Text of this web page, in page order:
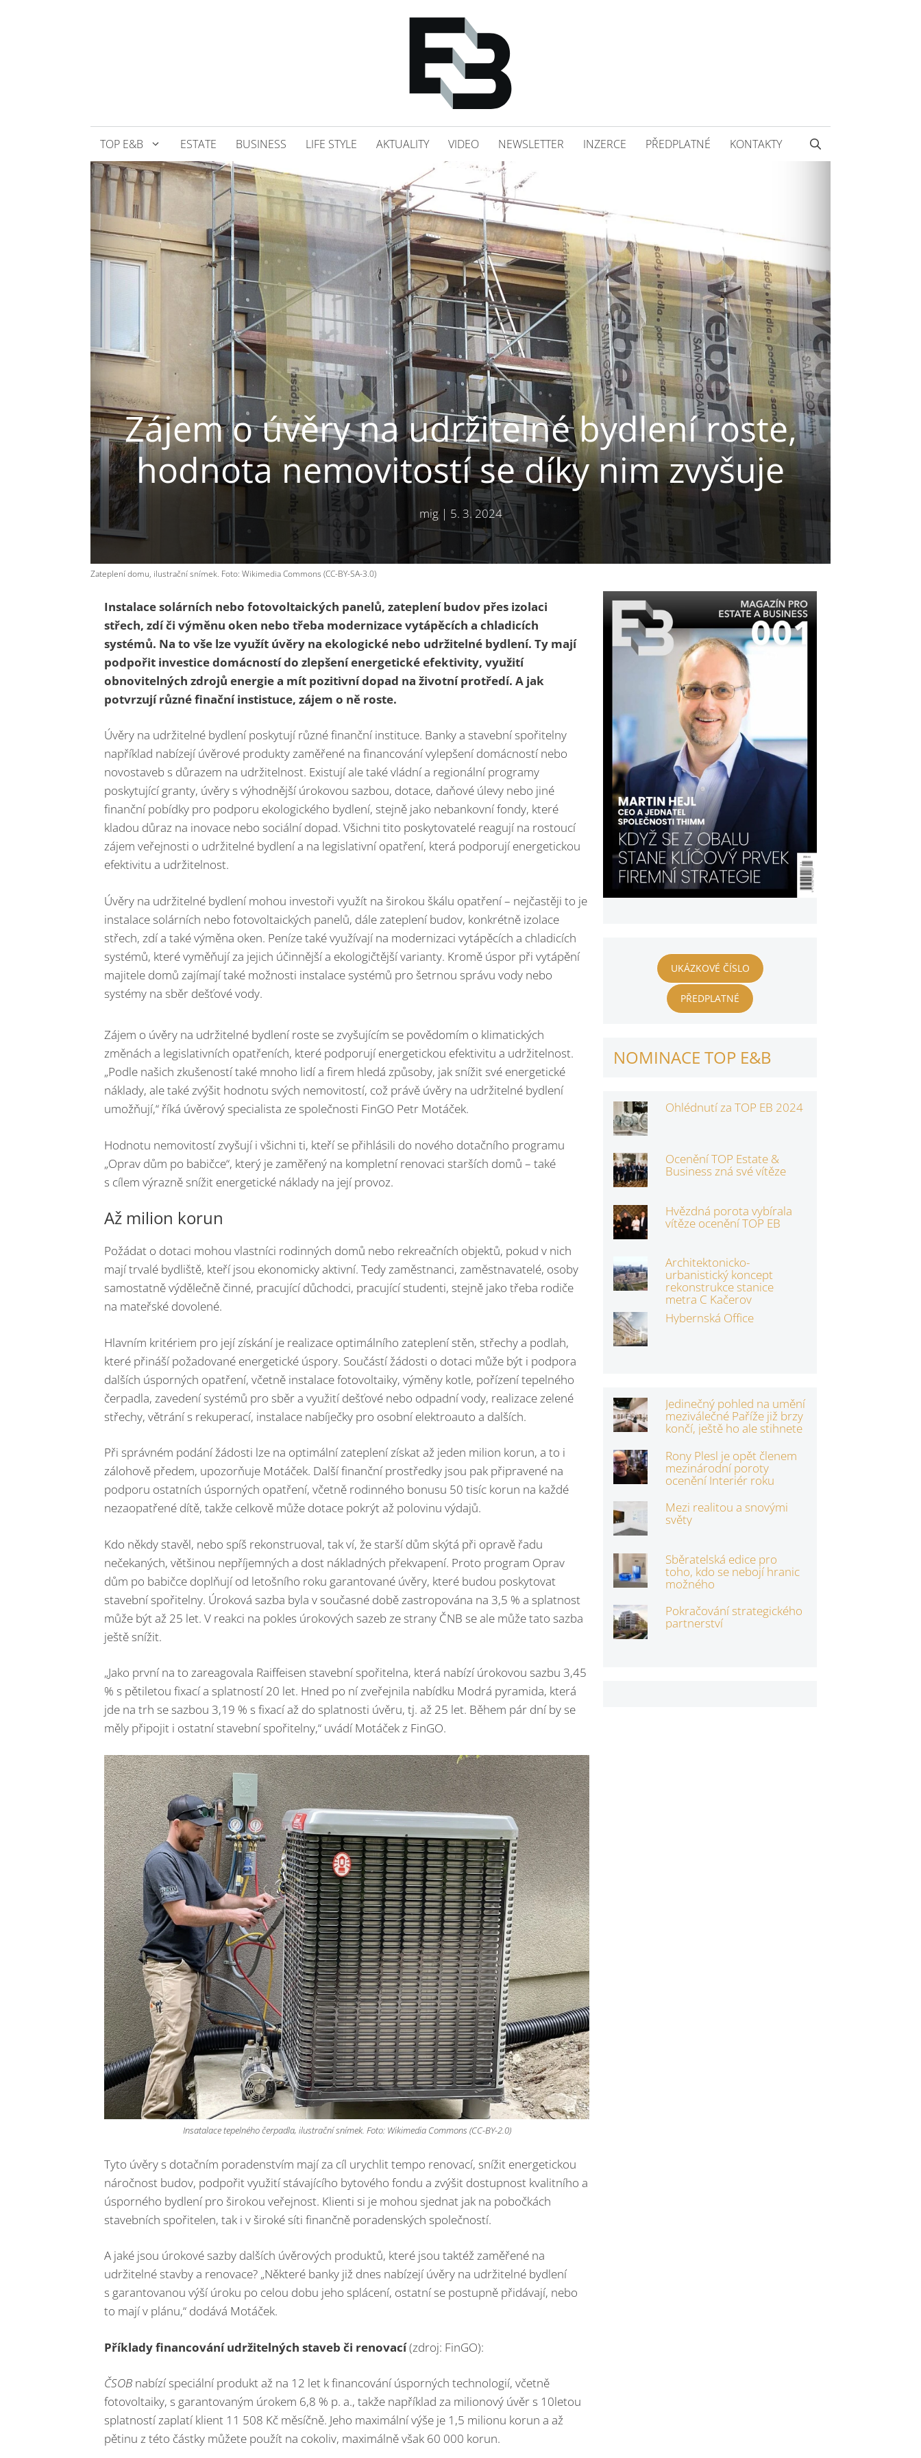
TOP E&B ESTATE BUSINESS LIFE STYLE AKTUALITY VIDEO NEWSLETTER INZERCE PŘEDPLATNÉ KONTAKTY
Zájem o úvěry na udržitelné bydlení roste,
hodnota nemovitostí se díky nim zvyšuje
mig| 5. 3. 2024
Zateplení domu, ilustrační snímek. Foto: Wikimedia Commons (CC-BY-SA-3.0)
Instalace solárních nebo fotovoltaických panelů, zateplení budov přes izolaci
střech, zdí či výměnu oken nebo třeba modernizace vytápěcích a chladicích
systémů. Na to vše lze využít úvěry na ekologické nebo udržitelné bydlení. Ty mají
podpořit investice domácností do zlepšení energetické efektivity, využití
obnovitelných zdrojů energie a mít pozitivní dopad na životní protředí. A jak
potvrzují různé finační instistuce, zájem o ně roste.
Úvěry na udržitelné bydlení poskytují různé finanční instituce. Banky a stavební spořitelny
například nabízejí úvěrové produkty zaměřené na financování vylepšení domácností nebo
novostaveb s důrazem na udržitelnost. Existují ale také vládní a regionální programy
poskytující granty, úvěry s výhodnější úrokovou sazbou, dotace, daňové úlevy nebo jiné
finanční pobídky pro podporu ekologického bydlení, stejně jako nebankovní fondy, které
kladou důraz na inovace nebo sociální dopad. Všichni tito poskytovatelé reagují na rostoucí
zájem veřejnosti o udržitelné bydlení a na legislativní opatření, která podporují energetickou
efektivitu a udržitelnost.
Úvěry na udržitelné bydlení mohou investoři využít na širokou škálu opatření – nejčastěji to je
instalace solárních nebo fotovoltaických panelů, dále zateplení budov, konkrétně izolace
střech, zdí a také výměna oken. Peníze také využívají na modernizaci vytápěcích a chladicích
systémů, které vyměňují za jejich účinnější a ekologičtější varianty. Kromě úspor při vytápění
majitele domů zajímají také možnosti instalace systémů pro šetrnou správu vody nebo
systémy na sběr dešťové vody.
Zájem o úvěry na udržitelné bydlení roste se zvyšujícím se povědomím o klimatických
změnách a legislativních opatřeních, které podporují energetickou efektivitu a udržitelnost.
„Podle našich zkušeností také mnoho lidí a firem hledá způsoby, jak snížit své energetické
náklady, ale také zvýšit hodnotu svých nemovitostí, což právě úvěry na udržitelné bydlení
umožňují,“ říká úvěrový specialista ze společnosti FinGO Petr Motáček.
Hodnotu nemovitostí zvyšují i všichni ti, kteří se přihlásili do nového dotačního programu
„Oprav dům po babičce“, který je zaměřený na kompletní renovaci starších domů – také
s cílem výrazně snížit energetické náklady na její provoz.
Až milion korun
Požádat o dotaci mohou vlastníci rodinných domů nebo rekreačních objektů, pokud v nich
mají trvalé bydliště, kteří jsou ekonomicky aktivní. Tedy zaměstnanci, zaměstnavatelé, osoby
samostatně výdělečně činné, pracující důchodci, pracující studenti, stejně jako třeba rodiče
na mateřské dovolené.
Hlavním kritériem pro její získání je realizace optimálního zateplení stěn, střechy a podlah,
které přináší požadované energetické úspory. Součástí žádosti o dotaci může být i podpora
dalších úsporných opatření, včetně instalace fotovoltaiky, výměny kotle, pořízení tepelného
čerpadla, zavedení systémů pro sběr a využití dešťové nebo odpadní vody, realizace zelené
střechy, větrání s rekuperací, instalace nabíječky pro osobní elektroauto a dalších.
Při správném podání žádosti lze na optimální zateplení získat až jeden milion korun, a to i
zálohově předem, upozorňuje Motáček. Další finanční prostředky jsou pak připravené na
podporu ostatních úsporných opatření, včetně rodinného bonusu 50 tisíc korun na každé
nezaopatřené dítě, takže celkově může dotace pokrýt až polovinu výdajů.
Kdo někdy stavěl, nebo spíš rekonstruoval, tak ví, že starší dům skýtá při opravě řadu
nečekaných, většinou nepříjemných a dost nákladných překvapení. Proto program Oprav
dům po babičce doplňují od letošního roku garantované úvěry, které budou poskytovat
stavební spořitelny. Úroková sazba byla v současné době zastropována na 3,5 % a splatnost
může být až 25 let. V reakci na pokles úrokových sazeb ze strany ČNB se ale může tato sazba
ještě snížit.
„Jako první na to zareagovala Raiffeisen stavební spořitelna, která nabízí úrokovou sazbu 3,45
% s pětiletou fixací a splatností 20 let. Hned po ní zveřejnila nabídku Modrá pyramida, která
jde na trh se sazbou 3,19 % s fixací až do splatnosti úvěru, tj. až 25 let. Během pár dní by se
měly připojit i ostatní stavební spořitelny,“ uvádí Motáček z FinGO.
Insatalace tepelného čerpadla, ilustrační snímek. Foto: Wikimedia Commons (CC-BY-2.0)
Tyto úvěry s dotačním poradenstvím mají za cíl urychlit tempo renovací, snížit energetickou
náročnost budov, podpořit využití stávajícího bytového fondu a zvýšit dostupnost kvalitního a
úsporného bydlení pro širokou veřejnost. Klienti si je mohou sjednat jak na pobočkách
stavebních spořitelen, tak i v široké síti finančně poradenských společností.
A jaké jsou úrokové sazby dalších úvěrových produktů, které jsou taktéž zaměřené na
udržitelné stavby a renovace? „Některé banky již dnes nabízejí úvěry na udržitelné bydlení
s garantovanou výší úroku po celou dobu jeho splácení, ostatní se postupně přidávají, nebo
to mají v plánu,“ dodává Motáček.
Příklady financování udržitelných staveb či renovací(zdroj: FinGO):
ČSOB nabízí speciální produkt až na 12 let k financování úsporných technologií, včetně
fotovoltaiky, s garantovaným úrokem 6,8 % p. a., takže například za milionový úvěr s 10letou
splatností zaplatí klient 11 508 Kč měsíčně. Jeho maximální výše je 1,5 milionu korun a až
pětinu z této částky můžete použít na cokoliv, maximálně však 60 000 korun.
UKÁZKOVÉ ČÍSLO
PŘEDPLATNÉ
NOMINACE TOP E&B
Ohlédnutí za TOP EB 2024
Ocenění TOP Estate &
Business zná své vítěze
Hvězdná porota vybírala
vítěze ocenění TOP EB
Architektonicko-
urbanistický koncept
rekonstrukce stanice
metra C Kačerov
Hybernská Office
Jedinečný pohled na umění
meziválečné Paříže již brzy
končí, ještě ho ale stihnete
Rony Plesl je opět členem
mezinárodní poroty
ocenění Interiér roku
Mezi realitou a snovými
světy
Sběratelská edice pro
toho, kdo se nebojí hranic
možného
Pokračování strategického
partnerství